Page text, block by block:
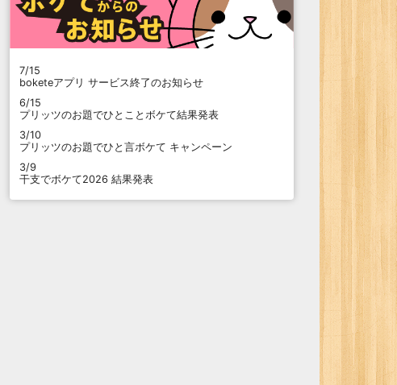
7/15
boketeアプリ サービス終了のお知らせ
6/15
プリッツのお題でひとことボケて結果発表
3/10
プリッツのお題でひと言ボケて キャンペーン
3/9
干支でボケて2026 結果発表